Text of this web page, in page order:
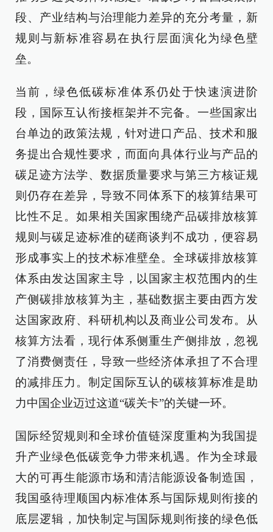
段、产业结构与治理能力差异的充分考量，新
规则与新标准容易在执行层面演化为绿色壁
垒。
当前，绿色低碳标准体系仍处于快速演进阶
段，国际互认衔接框架并不完备。一些国家出
台单边的政策法规，针对进口产品、技术和服
务提出合规性要求，而面向具体行业与产品的
碳足迹方法学、数据质量要求与第三方核证规
则仍存在差异，导致不同体系下的核算结果可
比性不足。如果相关国家围绕产品碳排放核算
规则与碳足迹标准的磋商谈判不成功，便容易
形成事实上的技术标准壁垒。全球碳排放核算
体系由发达国家主导，以国家主权范围内的生
产侧碳排放核算为主，基础数据主要由西方发
达国家政府、科研机构以及商业公司发布。从
核算方法看，现行体系侧重生产侧排放，忽视
了消费侧责任，导致一些经济体承担了不合理
的减排压力。制定国际互认的碳核算标准是助
力中国企业迈过这道“碳关卡”的关键一环。
国际经贸规则和全球价值链深度重构为我国提
升产业绿色低碳竞争力带来机遇。作为全球最
大的可再生能源市场和清洁能源设备制造国，
我国亟待理顺国内标准体系与国际规则衔接的
底层逻辑，加快制定与国际规则衔接的绿色低